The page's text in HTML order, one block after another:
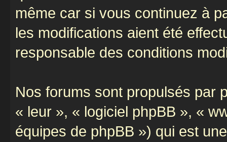
même car si vous continuez à
les modifications aient été
responsable des conditions
Nos forums sont propulsés par
« leur », « logiciel phpBB », «
équipes de phpBB ») qui est